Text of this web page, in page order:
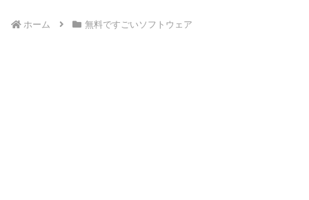
ホーム 無料ですごいソフトウェア